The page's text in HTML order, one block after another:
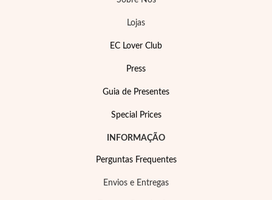
EC Lover
Lojas
EC Lover Club
Press
Guia de Presentes
Special Prices
INFORMAÇÃO
Perguntas Frequentes
Envios e Entregas